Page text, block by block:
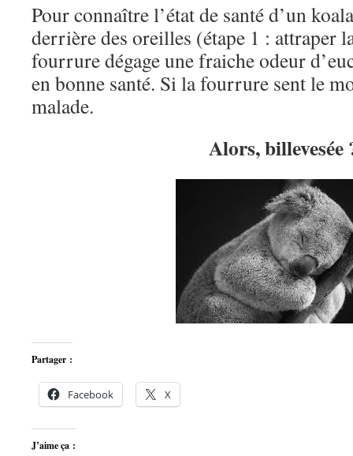
Pour connaître l’état de santé d’un
derrière des oreilles (étape 1 : attraper
fourrure dégage une fraiche odeur
en bonne santé. Si la fourrure sent le
malade.
Alors, billevesée
Partager :
Facebook X
J’aime ça :